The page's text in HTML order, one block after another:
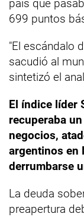
país que
699 puntos
"El escándalo
sacudió al
sintetizó el
El índice líder
recuperaba
negocios,
argentinos en
derrumbarse
La deuda
preapertura